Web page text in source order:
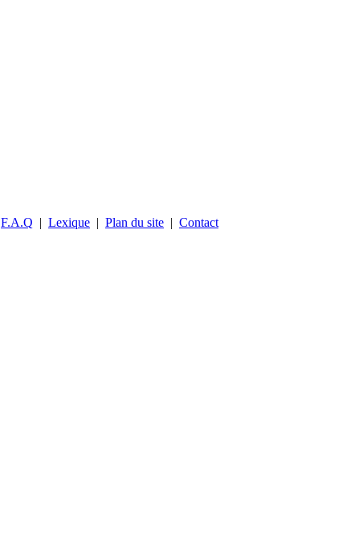
F.A.Q | Lexique | Plan du site | Contact